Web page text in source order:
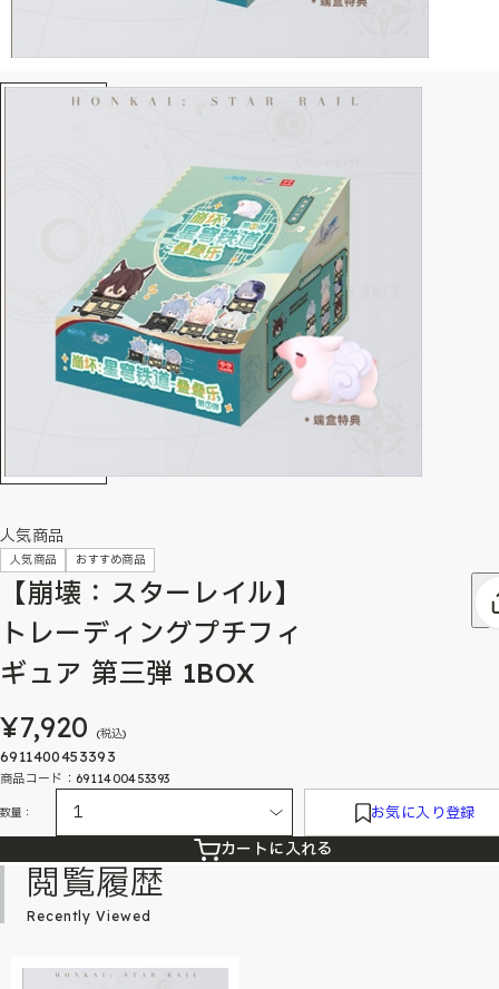
人気商品
人気商品 おすすめ商品
【崩壊：スターレイル】
トレーディングプチフィ
ギュア 第三弾 1BOX
¥7,920 (税込)
6911400453393
商品コード：6911400453393
数量： お気に入り登録
カートに入れる
閲覧履歴
Recently Viewed